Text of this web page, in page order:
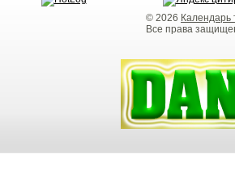
© 2026 Календарь
Все права